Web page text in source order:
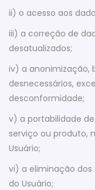
ii) o acesso aos
iii) a correção de
desatualizados;
iv) a anonimização,
desnecessários,
desconformidade;
v) a portabilidade
serviço ou produto,
Usuário;
vi) a eliminação
do Usuário;